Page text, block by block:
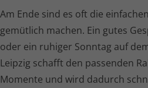
Am Ende sind es oft die
gemütlich machen. Ein gutes
oder ein ruhiger Sonntag auf
Leipzig schafft den passenden
Momente und wird dadurch